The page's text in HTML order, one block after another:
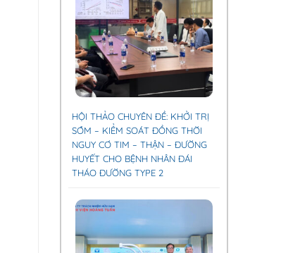
HỘI THẢO CHUYÊN ĐỀ: KHỞI TRỊ
SỚM – KIỂM SOÁT ĐỒNG THỜI
NGUY CƠ TIM – THẬN – ĐƯỜNG
HUYẾT CHO BỆNH NHÂN ĐÁI
THÁO ĐƯỜNG TYPE 2